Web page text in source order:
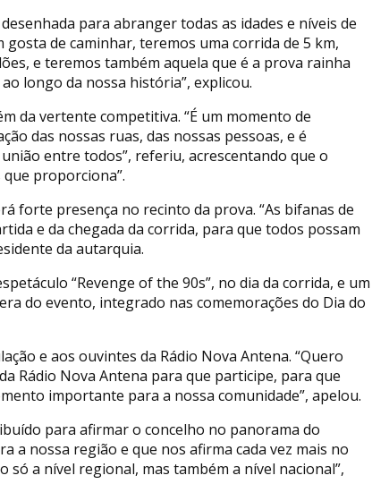
para abranger todas as idades e níveis de
de caminhar, teremos uma corrida de 5 km,
e teremos também aquela que é a prova rainha
longo da nossa história”, explicou.
da vertente competitiva. “É um momento de
das nossas ruas, das nossas pessoas, e é
entre todos”, referiu, acrescentando que o
proporciona”.
forte presença no recinto da prova. “As bifanas de
e da chegada da corrida, para que todos possam
da autarquia.
“Revenge of the 90s”, no dia da corrida, e um
do evento, integrado nas comemorações do Dia do
e aos ouvintes da Rádio Nova Antena. “Quero
Rádio Nova Antena para que participe, para que
importante para a nossa comunidade”, apelou.
para afirmar o concelho no panorama do
a nossa região e que nos afirma cada vez mais no
a nível regional, mas também a nível nacional”,